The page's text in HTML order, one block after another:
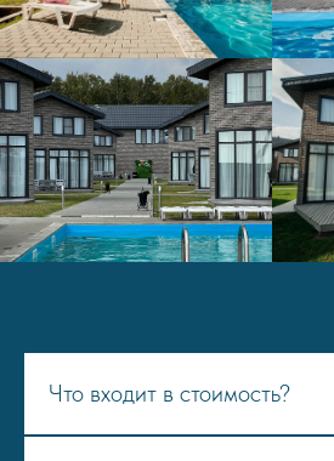
Что входит в стоимость?